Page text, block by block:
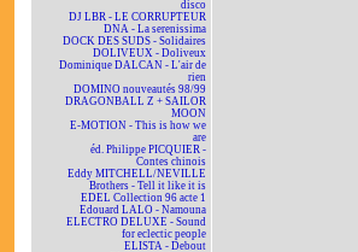
disco
DJ LBR - LE CORRUPTEUR
DNA - La serenissima
DOCK DES SUDS - Solidaires
DOLIVEUX - Doliveux
Dominique DALCAN - L'air de
rien
DOMINO nouveautés 98/99
DRAGONBALL Z + SAILOR
MOON
E-MOTION - This is how we
are
éd. Philippe PICQUIER -
Contes chinois
Eddy MITCHELL/NEVILLE
Brothers - Tell it like it is
EDEL Collection 96 acte 1
Edouard LALO - Namouna
ELECTRO DELUXE - Sound
for eclectic people
ELISTA - Debout